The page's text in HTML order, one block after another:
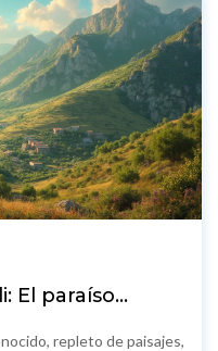
El paraíso
repleto de paisajes,